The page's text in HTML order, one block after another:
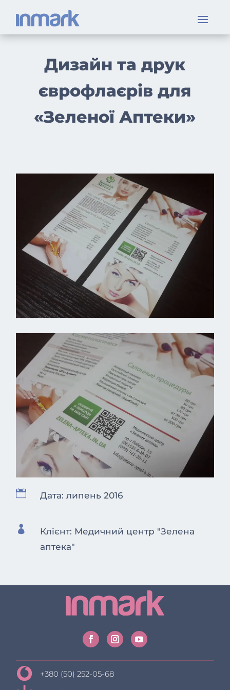
Дизайн та друк
єврофлаєрів для
«Зеленої Аптеки»
 Дата: липень 2016

Клієнт: Медичний центр "Зелена
аптека"
+380 (50) 252-05-68